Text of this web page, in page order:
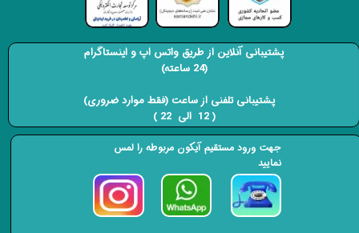
پشتیبانی آنلاین از طریق واتس اپ و اینستاگرام
(24 ساعته)
​​​​​​​ پشتیبانی تلفنی از ساعت (فقط موارد ضروری)
( 12 الی 22 ) ​​​​​​​
جهت ورود مستقیم آیکون مربوطه را لمس
نمایید